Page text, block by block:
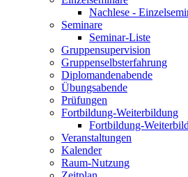
Nachlese -
Seminare
Seminar-Liste
Gruppensupervision
Gruppenselbsterfahrung
Diplomandenabende
Übungsabende
Prüfungen
Fortbildung-Weiterbildung
Fortbildung-
Veranstaltungen
Kalender
Raum-Nutzung